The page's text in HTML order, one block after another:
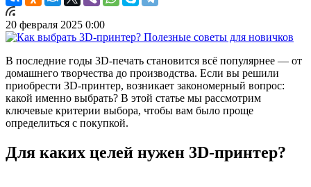
20 февраля 2025 0:00
В последние годы 3D-печать становится всё популярнее — от
домашнего творчества до производства. Если вы решили
приобрести 3D-принтер, возникает закономерный вопрос:
какой именно выбрать? В этой статье мы рассмотрим
ключевые критерии выбора, чтобы вам было проще
определиться с покупкой.
Для каких целей нужен 3D-принтер?